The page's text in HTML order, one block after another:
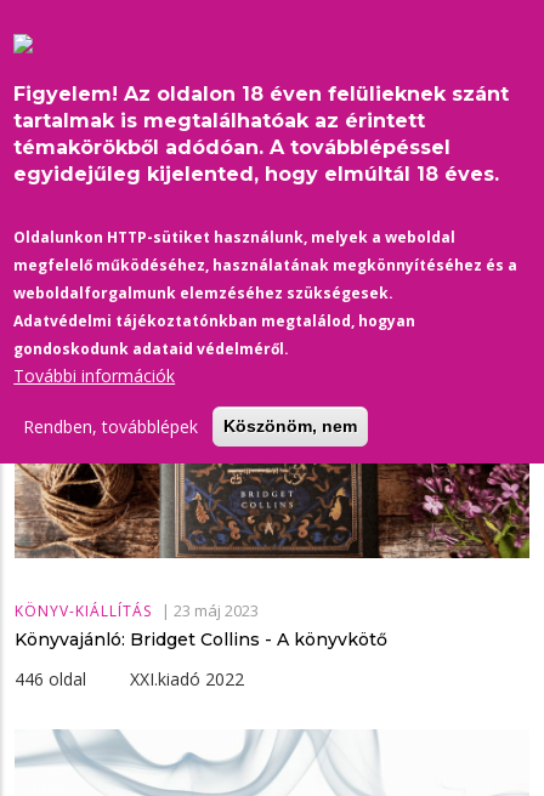
Figyelem! Az oldalon 18 éven felülieknek szánt
tartalmak is megtalálhatóak az érintett
témakörökből adódóan. A továbblépéssel
egyidejűleg kijelented, hogy elmúltál 18 éves.
Oldalunkon HTTP-sütiket használunk, melyek a weboldal
megfelelő működéséhez, használatának megkönnyítéséhez és a
weboldalforgalmunk elemzéséhez szükségesek.
Adatvédelmi tájékoztatónkban megtalálod, hogyan
gondoskodunk adataid védelméről.
További információk
Rendben, továbblépek Köszönöm, nem
KÖNYV-KIÁLLÍTÁS | 23 máj 2023
Könyvajánló: Bridget Collins - A ​könyvkötő
446 oldal XXI.kiadó 2022